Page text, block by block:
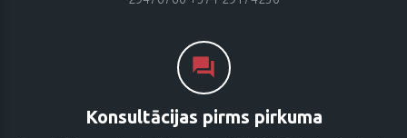
Konsultācijas pirms pirkuma